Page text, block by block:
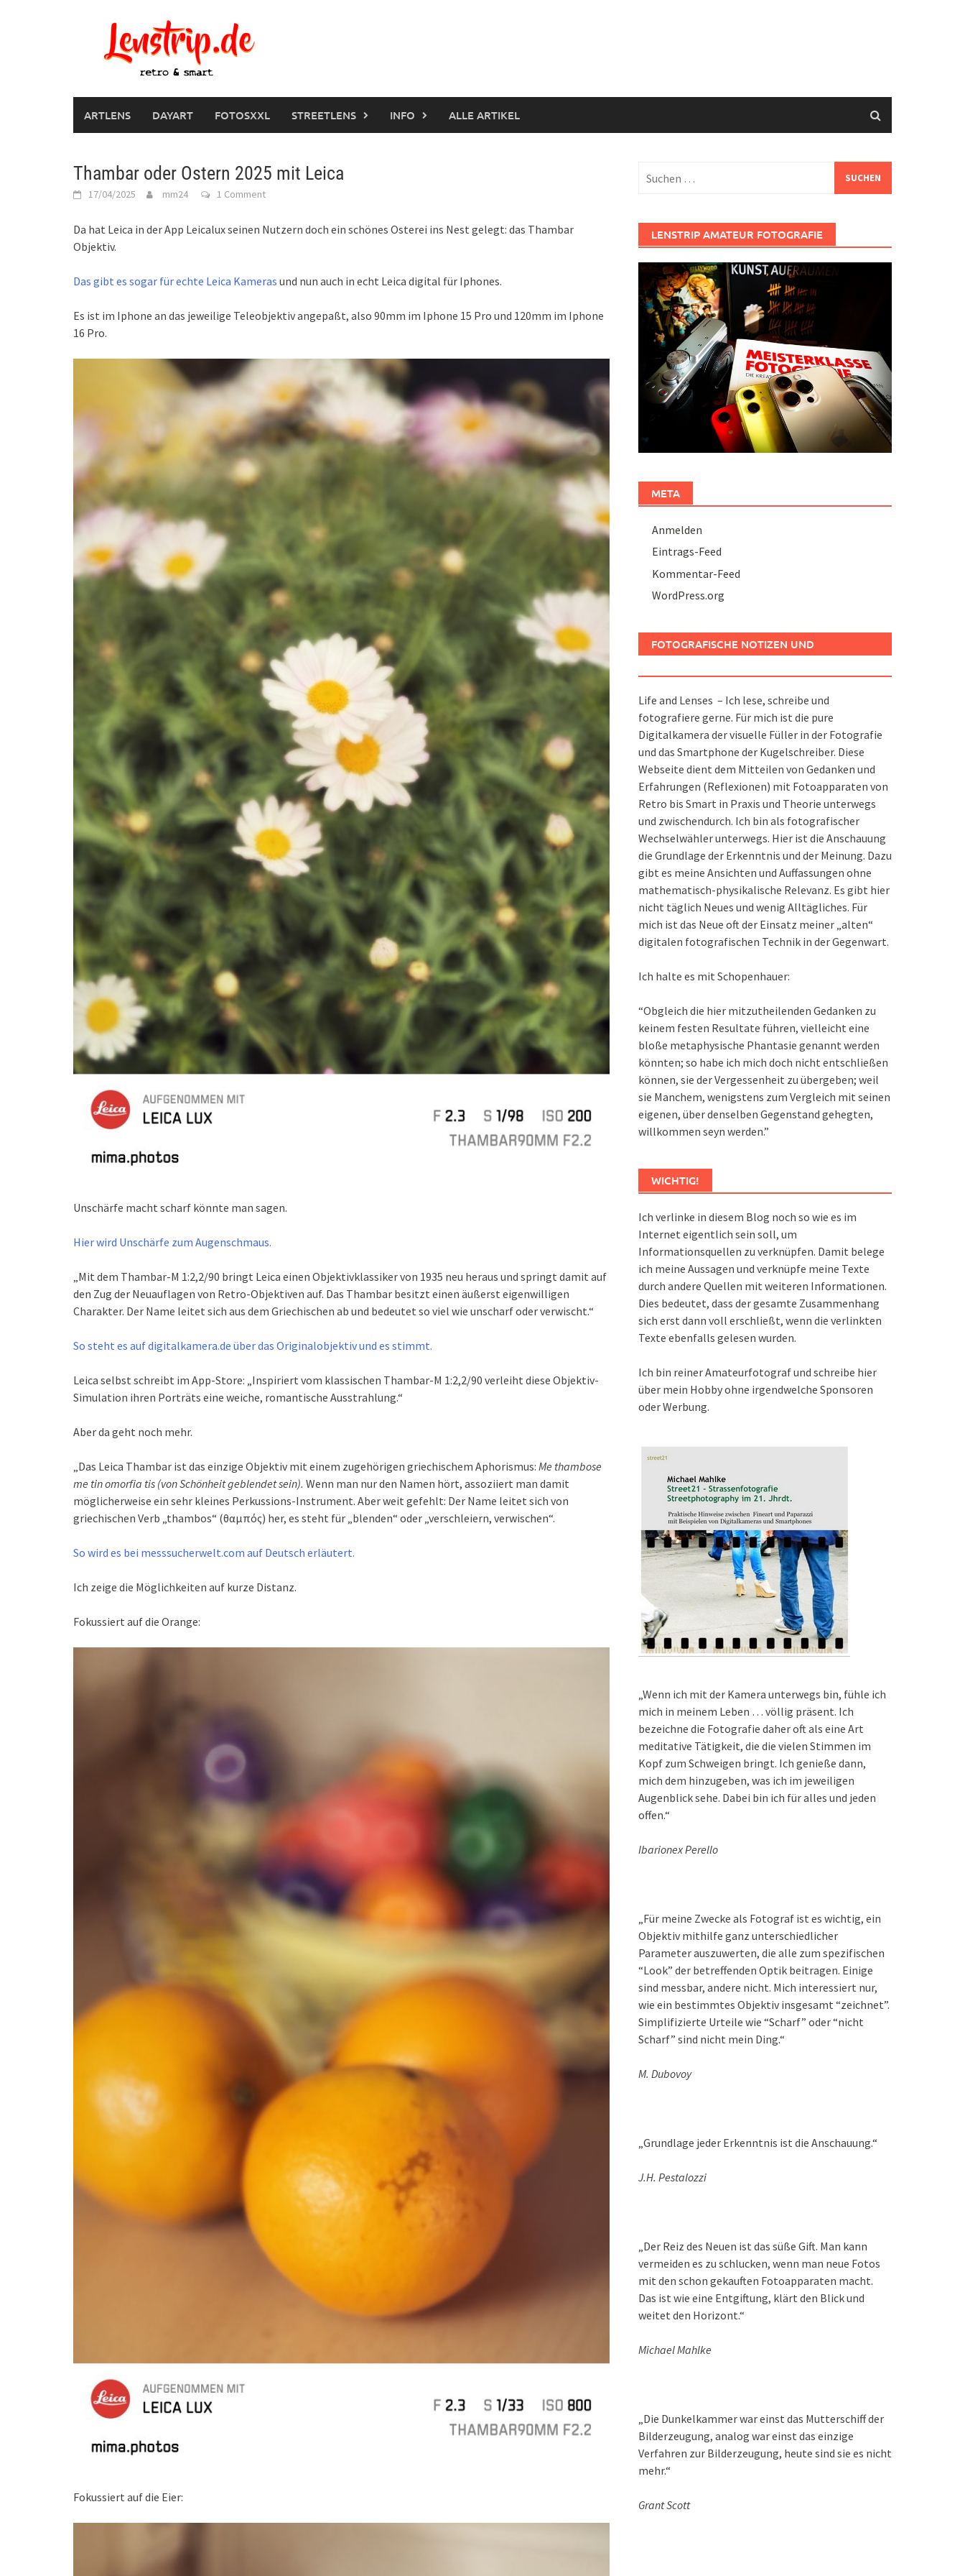
ARTLENS DAYART FOTOSXXL STREETLENS INFO ALLE ARTIKEL
Thambar oder Ostern 2025 mit Leica
17/04/2025 mm24 1 Comment
Da hat Leica in der App Leicalux seinen Nutzern doch ein schönes Osterei ins Nest gelegt: das Thambar
Objektiv.
Das gibt es sogar für echte Leica Kameras und nun auch in echt Leica digital für Iphones.
Es ist im Iphone an das jeweilige Teleobjektiv angepaßt, also 90mm im Iphone 15 Pro und 120mm im Iphone
16 Pro.
Unschärfe macht scharf könnte man sagen.
Hier wird Unschärfe zum Augenschmaus.
„Mit dem Thambar-M 1:2,2/90 bringt Leica einen Objektivklassiker von 1935 neu heraus und springt damit auf
den Zug der Neuauflagen von Retro-Objektiven auf. Das Thambar besitzt einen äußerst eigenwilligen
Charakter. Der Name leitet sich aus dem Griechischen ab und bedeutet so viel wie unscharf oder verwischt.“
So steht es auf digitalkamera.de über das Originalobjektiv und es stimmt.
Leica selbst schreibt im App-Store: „Inspiriert vom klassischen Thambar-M 1:2,2/90 verleiht diese Objektiv-
Simulation ihren Porträts eine weiche, romantische Ausstrahlung.“
Aber da geht noch mehr.
„Das Leica Thambar ist das einzige Objektiv mit einem zugehörigen griechischem Aphorismus: Me thambose
me tin omorfia tis (von Schönheit geblendet sein). Wenn man nur den Namen hört, assoziiert man damit
möglicherweise ein sehr kleines Perkussions-Instrument. Aber weit gefehlt: Der Name leitet sich von
griechischen Verb „thambos“ (θαμπός) her, es steht für „blenden“ oder „verschleiern, verwischen“.
So wird es bei messsucherwelt.com auf Deutsch erläutert.
Ich zeige die Möglichkeiten auf kurze Distanz.
Fokussiert auf die Orange:
Fokussiert auf die Eier:
nach:
LENSTRIP AMATEUR FOTOGRAFIE
META
Anmelden
Eintrags-Feed
Kommentar-Feed
WordPress.org
FOTOGRAFISCHE NOTIZEN UND
Life and Lenses – Ich lese, schreibe und
fotografiere gerne. Für mich ist die pure
Digitalkamera der visuelle Füller in der Fotografie
und das Smartphone der Kugelschreiber. Diese
Webseite dient dem Mitteilen von Gedanken und
Erfahrungen (Reflexionen) mit Fotoapparaten von
Retro bis Smart in Praxis und Theorie unterwegs
und zwischendurch. Ich bin als fotografischer
Wechselwähler unterwegs. Hier ist die Anschauung
die Grundlage der Erkenntnis und der Meinung. Dazu
gibt es meine Ansichten und Auffassungen ohne
mathematisch-physikalische Relevanz. Es gibt hier
nicht täglich Neues und wenig Alltägliches. Für
mich ist das Neue oft der Einsatz meiner „alten“
digitalen fotografischen Technik in der Gegenwart.
Ich halte es mit Schopenhauer:
“Obgleich die hier mitzutheilenden Gedanken zu
keinem festen Resultate führen, vielleicht eine
bloße metaphysische Phantasie genannt werden
könnten; so habe ich mich doch nicht entschließen
können, sie der Vergessenheit zu übergeben; weil
sie Manchem, wenigstens zum Vergleich mit seinen
eigenen, über denselben Gegenstand gehegten,
willkommen seyn werden.”
WICHTIG!
Ich verlinke in diesem Blog noch so wie es im
Internet eigentlich sein soll, um
Informationsquellen zu verknüpfen. Damit belege
ich meine Aussagen und verknüpfe meine Texte
durch andere Quellen mit weiteren Informationen.
Dies bedeutet, dass der gesamte Zusammenhang
sich erst dann voll erschließt, wenn die verlinkten
Texte ebenfalls gelesen wurden.
Ich bin reiner Amateurfotograf und schreibe hier
über mein Hobby ohne irgendwelche Sponsoren
oder Werbung.
„Wenn ich mit der Kamera unterwegs bin, fühle ich
mich in meinem Leben … völlig präsent. Ich
bezeichne die Fotografie daher oft als eine Art
meditative Tätigkeit, die die vielen Stimmen im
Kopf zum Schweigen bringt. Ich genieße dann,
mich dem hinzugeben, was ich im jeweiligen
Augenblick sehe. Dabei bin ich für alles und jeden
offen.“
Ibarionex Perello
„Für meine Zwecke als Fotograf ist es wichtig, ein
Objektiv mithilfe ganz unterschiedlicher
Parameter auszuwerten, die alle zum spezifischen
“Look” der betreffenden Optik beitragen. Einige
sind messbar, andere nicht. Mich interessiert nur,
wie ein bestimmtes Objektiv insgesamt “zeichnet”.
Simplifizierte Urteile wie “Scharf” oder “nicht
Scharf” sind nicht mein Ding.“
M. Dubovoy
„Grundlage jeder Erkenntnis ist die Anschauung.“
J.H. Pestalozzi
„Der Reiz des Neuen ist das süße Gift. Man kann
vermeiden es zu schlucken, wenn man neue Fotos
mit den schon gekauften Fotoapparaten macht.
Das ist wie eine Entgiftung, klärt den Blick und
weitet den Horizont.“
Michael Mahlke
„Die Dunkelkammer war einst das Mutterschiff der
Bilderzeugung, analog war einst das einzige
Verfahren zur Bilderzeugung, heute sind sie es nicht
mehr.“
Grant Scott